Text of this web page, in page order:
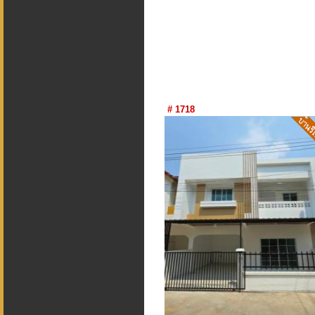
# 1718